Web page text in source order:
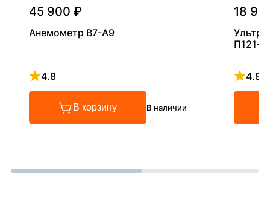
45 900 ₽
Анемометр В7-А9
4.8
Рейтинг 4.8 из 5
В корзину В наличии
18
П121-
4.8